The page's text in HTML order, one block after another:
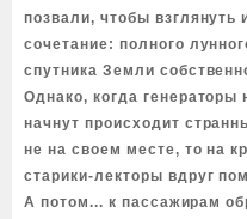
позвали, чтобы взглянуть
сочетание: полного
спутника Земли
Однако, когда генераторы
начнут происходит
не на своем месте, то на
старики-лекторы вдруг
А потом... к пассажирам